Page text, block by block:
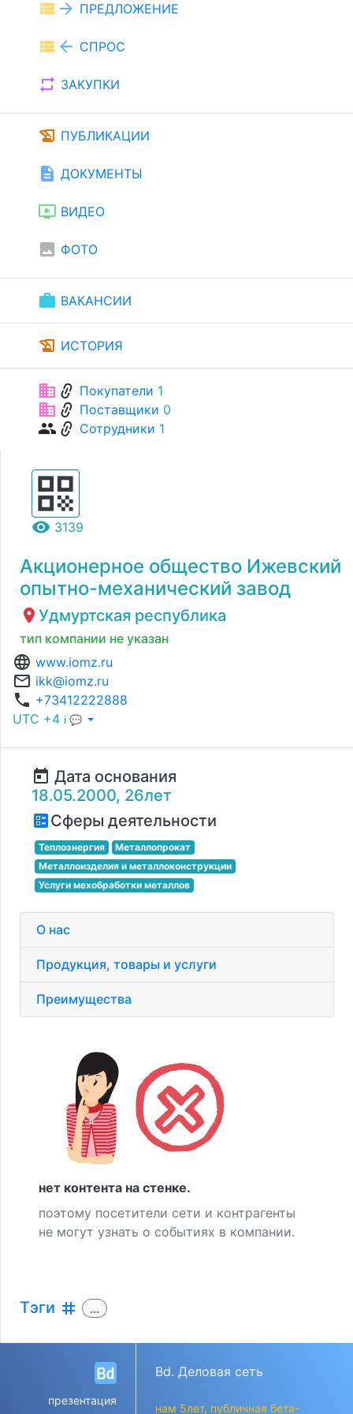
view_list arrow_forward ПРЕДЛОЖЕНИЕ
view_list arrow_back СПРОС
repeat ЗАКУПКИ
history_edu ПУБЛИКАЦИИ
description ДОКУМЕНТЫ
ondemand_video ВИДЕО
image ФОТО
work ВАКАНСИИ
history_edu ИСТОРИЯ
businesslink Покупатели 1
businesslink Поставщики 0
grouplink Сотрудники 1
qr_code
remove_red_eye 3139
Акционерное общество Ижевский
опытно-механический завод
location_on Удмуртская республика
тип компании не указан
language www.iomz.ru
mail_outline ikk@iomz.ru
phone +73412222888
UTC +4 ℹ 💬
today Дата основания
18.05.2000, 26лет
ballotСферы деятельности
Теплоэнергия
Металлопрокат
Металлоизделия и металлоконструкции
Услуги мехобработки металлов
О нас
Продукция, товары и услуги
Преимущества
нет контента на стенке.
поэтому посетители сети и контрагенты
не могут узнать о событиях в компании.
Тэги tag ...
презентация
Bd. Деловая сеть
нам 5лет, публичная бета-